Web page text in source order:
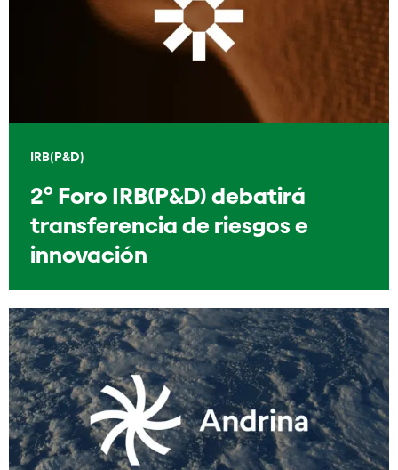
IRB(P&D)
2º Foro IRB(P&D) debatirá
transferencia de riesgos e
innovación